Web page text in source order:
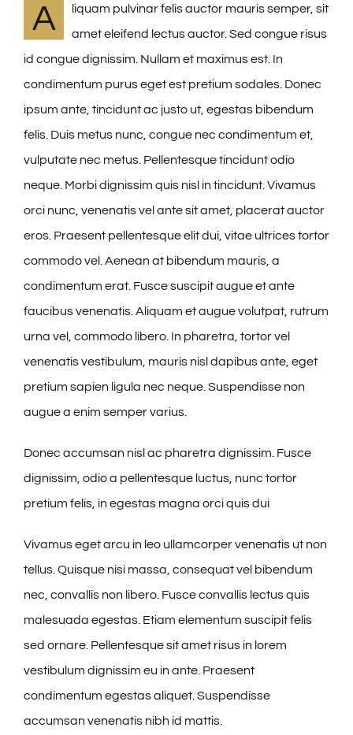
A
liquam pulvinar felis auctor mauris semper, sit
amet eleifend lectus auctor. Sed congue risus
id congue dignissim. Nullam et maximus est. In
condimentum purus eget est pretium sodales. Donec
ipsum ante, tincidunt ac justo ut, egestas bibendum
felis. Duis metus nunc, congue nec condimentum et,
vulputate nec metus. Pellentesque tincidunt odio
neque. Morbi dignissim quis nisl in tincidunt. Vivamus
orci nunc, venenatis vel ante sit amet, placerat auctor
eros. Praesent pellentesque elit dui, vitae ultrices tortor
commodo vel. Aenean at bibendum mauris, a
condimentum erat. Fusce suscipit augue et ante
faucibus venenatis. Aliquam et augue volutpat, rutrum
urna vel, commodo libero. In pharetra, tortor vel
venenatis vestibulum, mauris nisl dapibus ante, eget
pretium sapien ligula nec neque. Suspendisse non
augue a enim semper varius.
Donec accumsan nisl ac pharetra dignissim. Fusce
dignissim, odio a pellentesque luctus, nunc tortor
pretium felis, in egestas magna orci quis dui
Vivamus eget arcu in leo ullamcorper venenatis ut non
tellus. Quisque nisi massa, consequat vel bibendum
nec, convallis non libero. Fusce convallis lectus quis
malesuada egestas. Etiam elementum suscipit felis
sed ornare. Pellentesque sit amet risus in lorem
vestibulum dignissim eu in ante. Praesent
condimentum egestas aliquet. Suspendisse
accumsan venenatis nibh id mattis.